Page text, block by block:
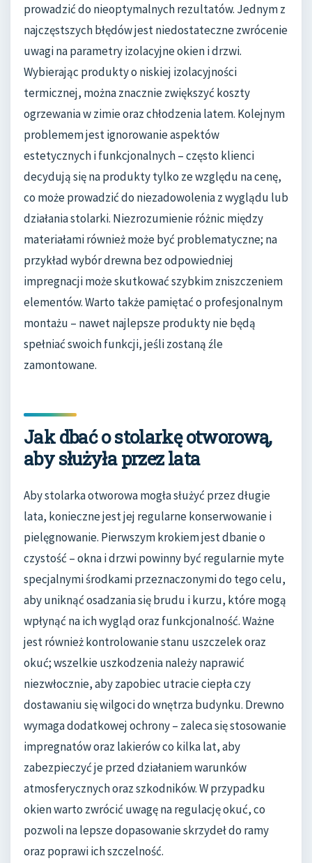
prowadzić do nieoptymalnych rezultatów. Jednym z
najczęstszych błędów jest niedostateczne zwrócenie
uwagi na parametry izolacyjne okien i drzwi.
Wybierając produkty o niskiej izolacyjności
termicznej, można znacznie zwiększyć koszty
ogrzewania w zimie oraz chłodzenia latem. Kolejnym
problemem jest ignorowanie aspektów
estetycznych i funkcjonalnych – często klienci
decydują się na produkty tylko ze względu na cenę,
co może prowadzić do niezadowolenia z wyglądu lub
działania stolarki. Niezrozumienie różnic między
materiałami również może być problematyczne; na
przykład wybór drewna bez odpowiedniej
impregnacji może skutkować szybkim zniszczeniem
elementów. Warto także pamiętać o profesjonalnym
montażu – nawet najlepsze produkty nie będą
spełniać swoich funkcji, jeśli zostaną źle
zamontowane.
Jak dbać o stolarkę otworową,
aby służyła przez lata
Aby stolarka otworowa mogła służyć przez długie
lata, konieczne jest jej regularne konserwowanie i
pielęgnowanie. Pierwszym krokiem jest dbanie o
czystość – okna i drzwi powinny być regularnie myte
specjalnymi środkami przeznaczonymi do tego celu,
aby uniknąć osadzania się brudu i kurzu, które mogą
wpłynąć na ich wygląd oraz funkcjonalność. Ważne
jest również kontrolowanie stanu uszczelek oraz
okuć; wszelkie uszkodzenia należy naprawić
niezwłocznie, aby zapobiec utracie ciepła czy
dostawaniu się wilgoci do wnętrza budynku. Drewno
wymaga dodatkowej ochrony – zaleca się stosowanie
impregnatów oraz lakierów co kilka lat, aby
zabezpieczyć je przed działaniem warunków
atmosferycznych oraz szkodników. W przypadku
okien warto zwrócić uwagę na regulację okuć, co
pozwoli na lepsze dopasowanie skrzydeł do ramy
oraz poprawi ich szczelność.